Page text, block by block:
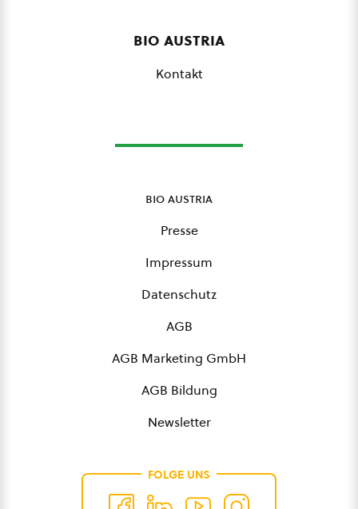
bio austria
Kontakt
bio austria
Presse
Impressum
Datenschutz
AGB
AGB Marketing GmbH
AGB Bildung
Newsletter
FOLGE UNS